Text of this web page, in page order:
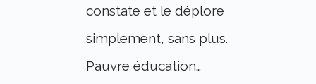
constate et le déplore
simplement, sans plus.
Pauvre éducation…